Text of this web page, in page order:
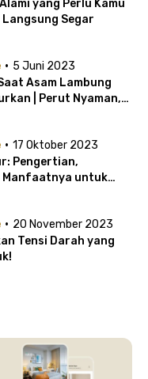
yang Perlu Kamu
Segar
· 5 Juni 2023
Asam Lambung
| Perut Nyaman,
· 17 Oktober 2023
Pengertian,
Manfaatnya untuk
· 20 November 2023
Tensi Darah yang